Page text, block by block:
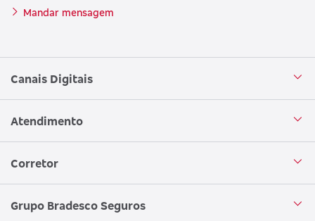
Mandar mensagem
Canais Digitais
Aplicativo Bradesco Seguros
WhatsApp
Atendimento
Central de Atendimento
Corretor
Seja um corretor
Grupo Bradesco Seguros